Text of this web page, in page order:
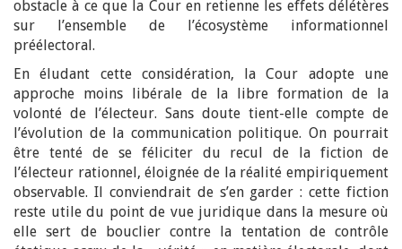
obstacle à ce que la Cour en retienne les effets délétères
sur l’ensemble de l’écosystème informationnel
préélectoral.
En éludant cette considération, la Cour adopte une
approche moins libérale de la libre formation de la
volonté de l’électeur. Sans doute tient-elle compte de
l’évolution de la communication politique. On pourrait
être tenté de se féliciter du recul de la fiction de
l’électeur rationnel, éloignée de la réalité empiriquement
observable. Il conviendrait de s’en garder : cette fiction
reste utile du point de vue juridique dans la mesure où
elle sert de bouclier contre la tentation de contrôle